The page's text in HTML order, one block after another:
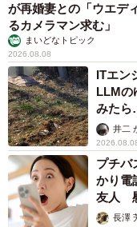
が再婚妻との「ウエデ
るカメラマン求む」
まいどなトピック
2026.08.08
ITエン
LLMの
みた
るか井二
プチ
かり電
友人
解説】
長澤